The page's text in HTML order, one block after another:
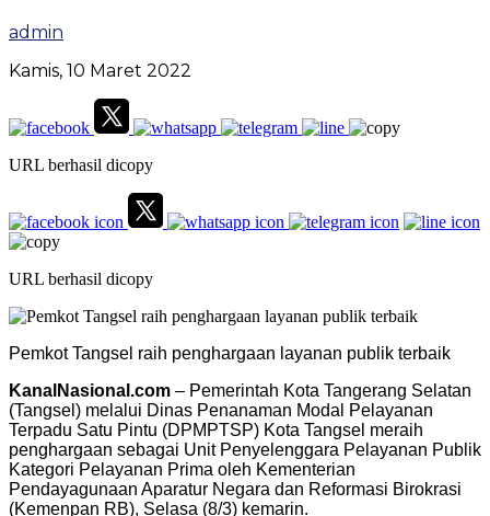
admin
Kamis, 10 Maret 2022
URL berhasil dicopy
URL berhasil dicopy
Pemkot Tangsel raih penghargaan layanan publik terbaik
KanalNasional.com – Pemerintah Kota Tangerang Selatan
(Tangsel) melalui Dinas Penanaman Modal Pelayanan
Terpadu Satu Pintu (DPMPTSP) Kota Tangsel meraih
penghargaan sebagai Unit Penyelenggara Pelayanan Publik
Kategori Pelayanan Prima oleh Kementerian
Pendayagunaan Aparatur Negara dan Reformasi Birokrasi
(Kemenpan RB), Selasa (8/3) kemarin.